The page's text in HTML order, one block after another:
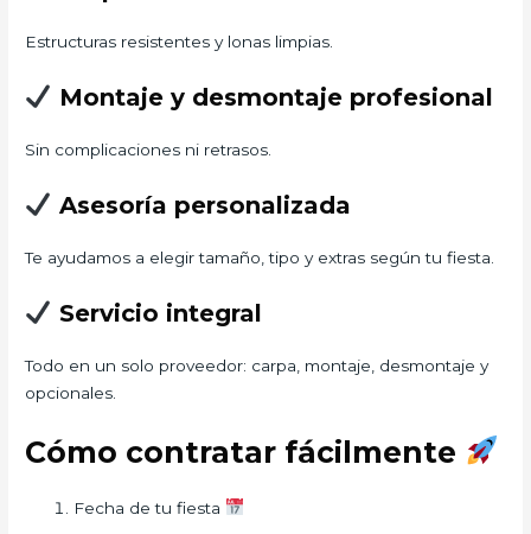
Estructuras resistentes y lonas limpias.
Montaje y desmontaje profesional
Sin complicaciones ni retrasos.
Asesoría personalizada
Te ayudamos a elegir tamaño, tipo y extras según tu fiesta.
Servicio integral
Todo en un solo proveedor: carpa, montaje, desmontaje y
opcionales.
Cómo contratar fácilmente
Fecha de tu fiesta